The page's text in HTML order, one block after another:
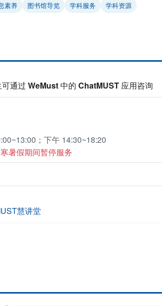
素养 图书馆导览 学科服务 学科资源
通过 WeMust中的 ChatMUST 应用咨询
；下午 14:30~18:20
暑假期间暂停服务
慧讲堂